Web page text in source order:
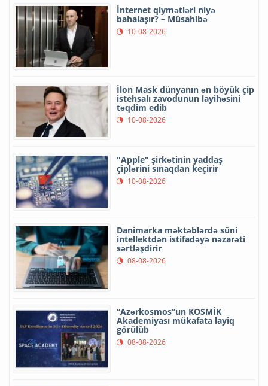
İnternet qiymətləri niyə
bahalaşır? – Müsahibə
10-08-2026
İlon Mask dünyanın ən böyük çip
istehsalı zavodunun layihəsini
təqdim edib
10-08-2026
"Apple" şirkətinin yaddaş
çiplərini sınaqdan keçirir
10-08-2026
Danimarka məktəblərdə süni
intellektdən istifadəyə nəzarəti
sərtləşdirir
08-08-2026
“Azərkosmos”un KOSMİK
Akademiyası mükafata layiq
görülüb
08-08-2026